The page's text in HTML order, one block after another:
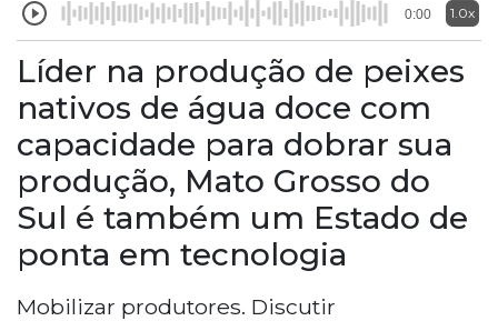
0:00 1.0x
Líder na produção de peixes
nativos de água doce com
capacidade para dobrar sua
produção, Mato Grosso do
Sul é também um Estado de
ponta em tecnologia
Mobilizar produtores. Discutir